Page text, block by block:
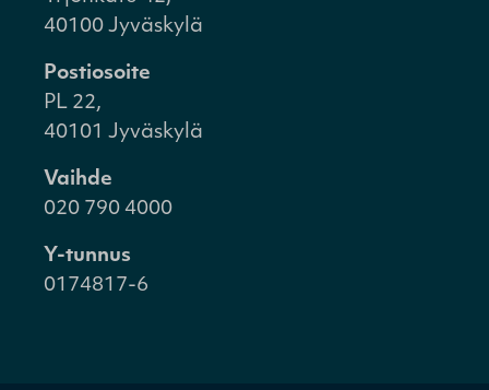
40100 Jyväskylä
Postiosoite
PL 22,
40101 Jyväskylä
Vaihde
020 790 4000
Y-tunnus
0174817-6